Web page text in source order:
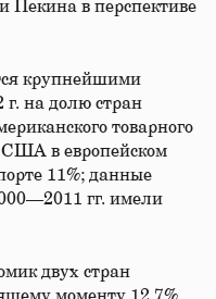
Пекина в перспективе
крупнейшими
на долю стран
товарного
США в европейском
11%; данные
гг. имели
двух стран